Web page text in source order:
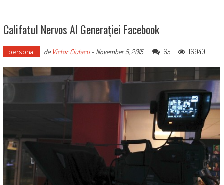
Califatul Nervos Al Generației Facebook
personal de Victor Ciutacu- November 5, 2015 65 16940